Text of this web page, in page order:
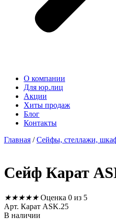
О компании
Для юр.лиц
Акции
Хиты продаж
Блог
Контакты
Главная /Сейфы, стеллажи,
Сейф Карат
★★★★★ Оценка 0 из 5
Арт. Карат ASK.25
В наличии